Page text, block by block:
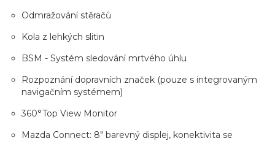
Odmražování stěračů
Kola z lehkých slitin
BSM - Systém sledování mrtvého úhlu
Rozpoznání dopravních značek (pouze s integrovaným
navigačním systémem)
360°Top View Monitor
Mazda Connect: 8" barevný displej, konektivita se